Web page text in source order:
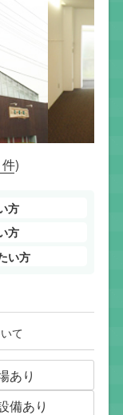
件)
方
方
い方
て
あり
備あり